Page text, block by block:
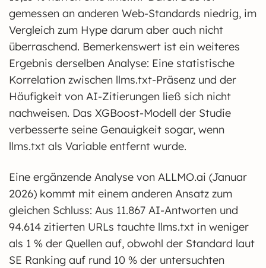
gemessen an anderen Web-Standards niedrig, im
Vergleich zum Hype darum aber auch nicht
überraschend. Bemerkenswert ist ein weiteres
Ergebnis derselben Analyse: Eine statistische
Korrelation zwischen llms.txt-Präsenz und der
Häufigkeit von AI-Zitierungen ließ sich nicht
nachweisen. Das XGBoost-Modell der Studie
verbesserte seine Genauigkeit sogar, wenn
llms.txt als Variable entfernt wurde.
Eine ergänzende Analyse von ALLMO.ai (Januar
2026) kommt mit einem anderen Ansatz zum
gleichen Schluss: Aus 11.867 AI-Antworten und
94.614 zitierten URLs tauchte llms.txt in weniger
als 1 % der Quellen auf, obwohl der Standard laut
SE Ranking auf rund 10 % der untersuchten